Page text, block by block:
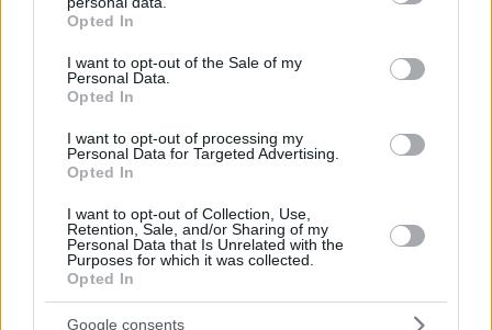
grant or deny consent to Google and its third-party tags to
use your data for below specified purposes in below Google
consent section.
Opted In
I want to opt-out of the Sale of my
Personal Data.
Opted In
I want to opt-out of processing my
Personal Data for Targeted Advertising.
Opted In
I want to opt-out of Collection, Use,
Retention, Sale, and/or Sharing of my
Personal Data that Is Unrelated with the
Purposes for which it was collected.
Opted In
Google consents
οικογένειές τους. Για αυτό, κάποιοι, πολέμιοι
κάποιες φαιδρές ιστορίες για το πρόσωπό του,
οι οποίες κατέρρευσαν όντας παντελώς
Άλλωστε, πρόσφατοι ψευδέστατοι σχολιασμοί
με ύβρεις και ανιστόρητους χαρακτηρισμούς
προς το πρόσωπο του Αγίου από
συγκεκριμένους δημοσιογραφικούς κύκλους
του Αγρινίου, εκφράζουν τη φασιστική και
ολοκληρωτική ιδεολογία, η οποία οριστικά έχει